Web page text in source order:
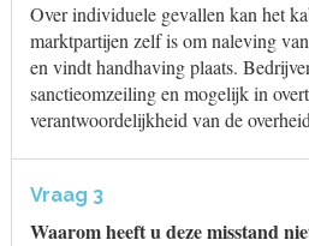
Over individuele gevallen kan het
marktpartijen zelf is om naleving
en vindt handhaving plaats.
sanctieomzeiling en mogelijk in
verantwoordelijkheid van de
Vraag 3
Waarom heeft u deze misstand